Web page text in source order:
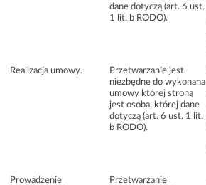
dane dotyczą (art. 6 ust.
1 lit. b RODO).
Realizacja umowy.
Przetwarzanie jest
niezbędne do wykonana
umowy której stroną
jest osoba, której dane
dotyczą (art. 6 ust. 1 lit.
b RODO).
Prowadzenie
Przetwarzanie